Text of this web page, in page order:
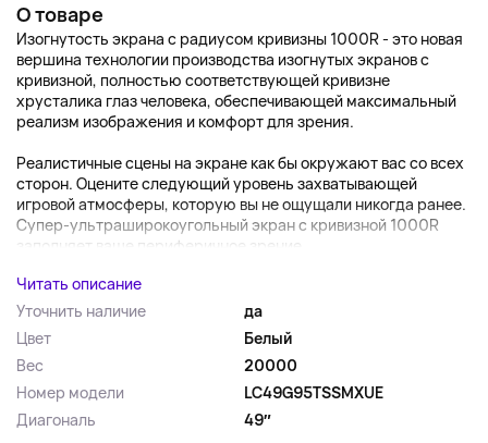
О товаре
Изогнутость экрана с радиусом кривизны 1000R - это новая
вершина технологии производства изогнутых экранов с
кривизной, полностью соответствующей кривизне
хрусталика глаз человека, обеспечивающей максимальный
реализм изображения и комфорт для зрения.
Реалистичные сцены на экране как бы окружают вас со всех
сторон. Оцените следующий уровень захватывающей
игровой атмосферы, которую вы не ощущали никогда ранее.
Супер-ультраширокоугольный экран с кривизной 1000R
заполняет ваше периферичное зрение...
Читать описание
Уточнить наличие
да
Цвет
Белый
Вес
20000
Номер модели
LC49G95TSSMXUE
Диагональ
49″